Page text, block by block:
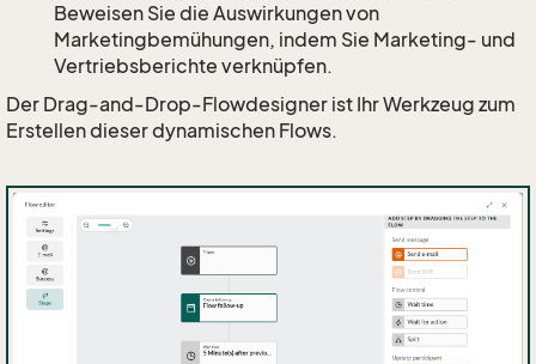
Beweisen Sie die Auswirkungen von
Marketingbemühungen, indem Sie Marketing- und
Vertriebsberichte verknüpfen.
Der Drag-and-Drop-Flowdesigner ist Ihr Werkzeug zum
Erstellen dieser dynamischen Flows.